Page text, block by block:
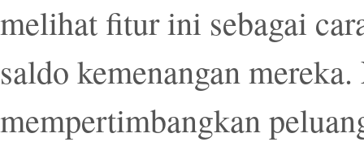
melihat fitur ini sebagai
saldo kemenangan
mempertimbangkan